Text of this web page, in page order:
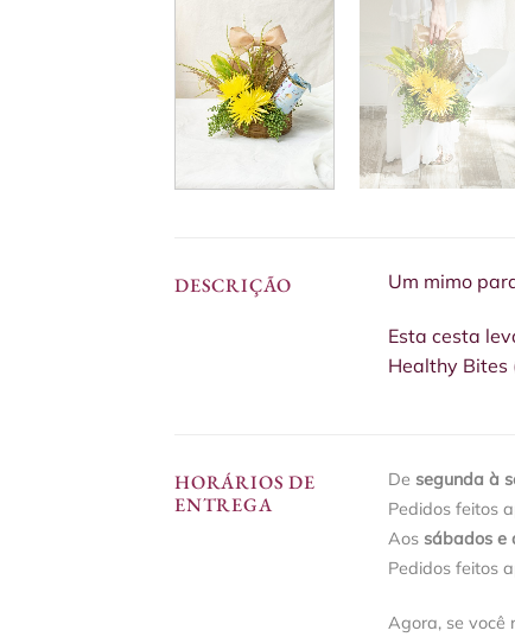
DESCRIÇÃO Um mimo
Esta cesta
Healthy Bites
HORÁRIOS DE
ENTREGA
De segunda à
Pedidos feitos
Aos sábados e
Pedidos feitos
Agora, se você